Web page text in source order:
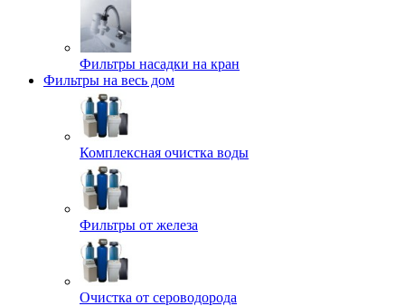
Фильтры насадки на кран
Фильтры на весь дом
Комплексная очистка воды
Фильтры от железа
Очистка от сероводорода